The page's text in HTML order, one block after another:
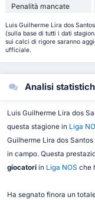
Penalità mancate
Luis Guilherme Lira dos
(sulla base di tutti i dati
sui calci di rigore saranno
ufficiale.
Analisi
Luis Guilherme Lira dos
questa stagione in Liga
Guilherme Lira dos
in campo. Questa
giocatoriin Liga NOS che
Ha segnato finora un